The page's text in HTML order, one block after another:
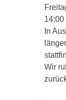
14:00
In
Wir